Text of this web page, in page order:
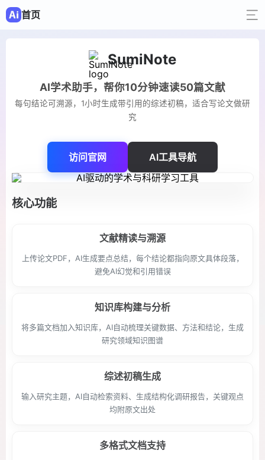
首页
SumiNote
AI学术助手，帮你10分钟速读50篇文献
每句结论可溯源，1小时生成带引用的综述初稿，适合写论文做研
究
访问官网 AI工具导航
核心功能
文献精读与溯源
上传论文PDF，AI生成要点总结，每个结论都指向原文具体段落，
避免AI幻觉和引用错误
知识库构建与分析
将多篇文档加入知识库，AI自动梳理关键数据、方法和结论，生成
研究领域知识图谱
综述初稿生成
输入研究主题，AI自动检索资料、生成结构化调研报告，关键观点
均附原文出处
多格式文档支持